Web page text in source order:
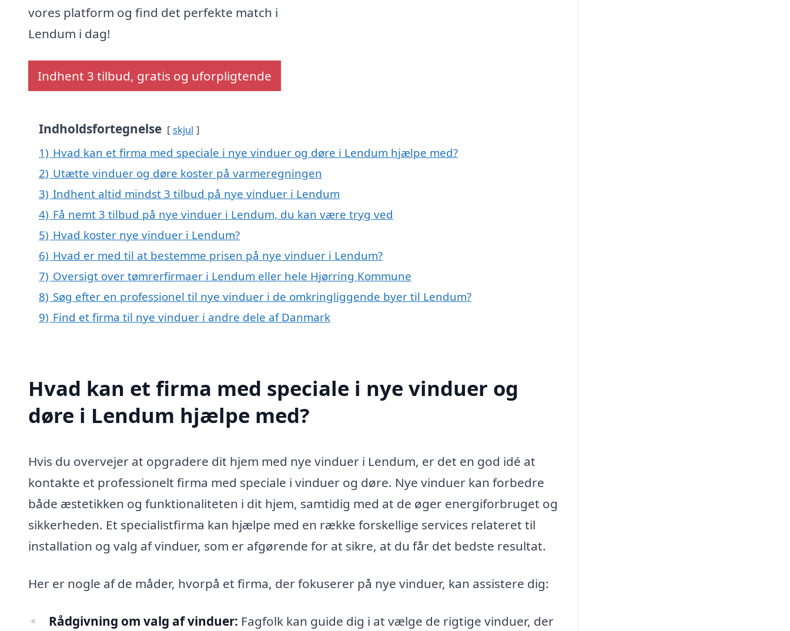
vores platform og find det perfekte match i
Lendum i dag!
Indhent 3 tilbud, gratis og uforpligtende
Indholdsfortegnelse skjul
1) Hvad kan et firma med speciale i nye vinduer og døre i Lendum hjælpe med?
2) Utætte vinduer og døre koster på varmeregningen
3) Indhent altid mindst 3 tilbud på nye vinduer i Lendum
4) Få nemt 3 tilbud på nye vinduer i Lendum, du kan være tryg ved
5) Hvad koster nye vinduer i Lendum?
6) Hvad er med til at bestemme prisen på nye vinduer i Lendum?
7) Oversigt over tømrerfirmaer i Lendum eller hele Hjørring Kommune
8) Søg efter en professionel til nye vinduer i de omkringliggende byer til Lendum?
9) Find et firma til nye vinduer i andre dele af Danmark
Hvad kan et firma med speciale i nye vinduer og
døre i Lendum hjælpe med?
Hvis du overvejer at opgradere dit hjem med nye vinduer i Lendum, er det en god idé at
kontakte et professionelt firma med speciale i vinduer og døre. Nye vinduer kan forbedre
både æstetikken og funktionaliteten i dit hjem, samtidig med at de øger energiforbruget og
sikkerheden. Et specialistfirma kan hjælpe med en række forskellige services relateret til
installation og valg af vinduer, som er afgørende for at sikre, at du får det bedste resultat.
Her er nogle af de måder, hvorpå et firma, der fokuserer på nye vinduer, kan assistere dig:
Rådgivning om valg af vinduer: Fagfolk kan guide dig i at vælge de rigtige vinduer, der